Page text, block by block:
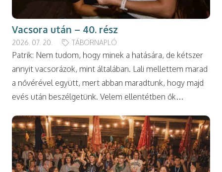
Vacsora után – 40. rész
2026. 07. 20. TÁBORNAPLÓ
Patrik: Nem tudom, hogy minek a hatására, de kétszer
annyit vacsorázok, mint általában. Lali mellettem marad
a nővérével együtt, mert abban maradtunk, hogy majd
evés után beszélgetünk. Velem ellentétben ők…